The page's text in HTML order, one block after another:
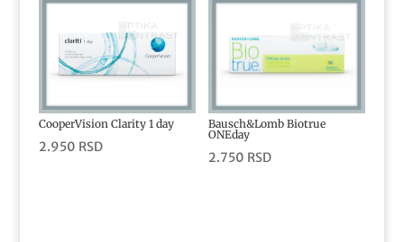
CooperVision Clarity 1 day
2.950 RSD
Bausch&Lomb Biotrue
ONEday
2.750 RSD